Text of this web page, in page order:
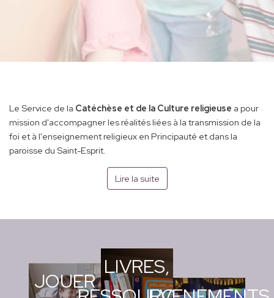
Le Service de la Catéchèse et de la Culture religieuse a pour
mission d'accompagner les réalités liées à la transmission de la
foi et à l'enseignement religieux en Principauté et dans la
paroisse du Saint-Esprit.
Lire la suite
JOUER
LIVRES,